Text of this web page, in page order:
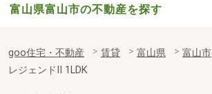
富山県富山市の不動産を探す
goo住宅・不動産 賃貸 富山県 富山市
レジェンドⅡ 1LDK